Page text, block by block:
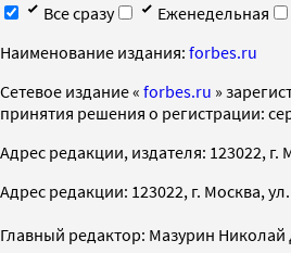
Все сразу
Еженедельная
Наименование издания: forbes.ru
Cетевое издание « forbes.ru »
принятия решения о регистрации:
Адрес редакции, издателя: 123022, г.
Адрес редакции: 123022, г. Москва,
Главный редактор: Мазурин